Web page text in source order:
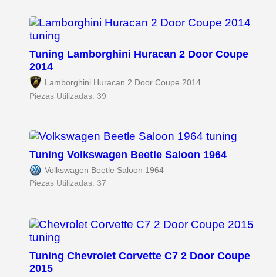
Tuning Lamborghini Huracan 2 Door Coupe
2014
Lamborghini Huracan 2 Door Coupe 2014
Piezas Utilizadas: 39
Tuning Volkswagen Beetle Saloon 1964
Volkswagen Beetle Saloon 1964
Piezas Utilizadas: 37
Tuning Chevrolet Corvette C7 2 Door Coupe
2015